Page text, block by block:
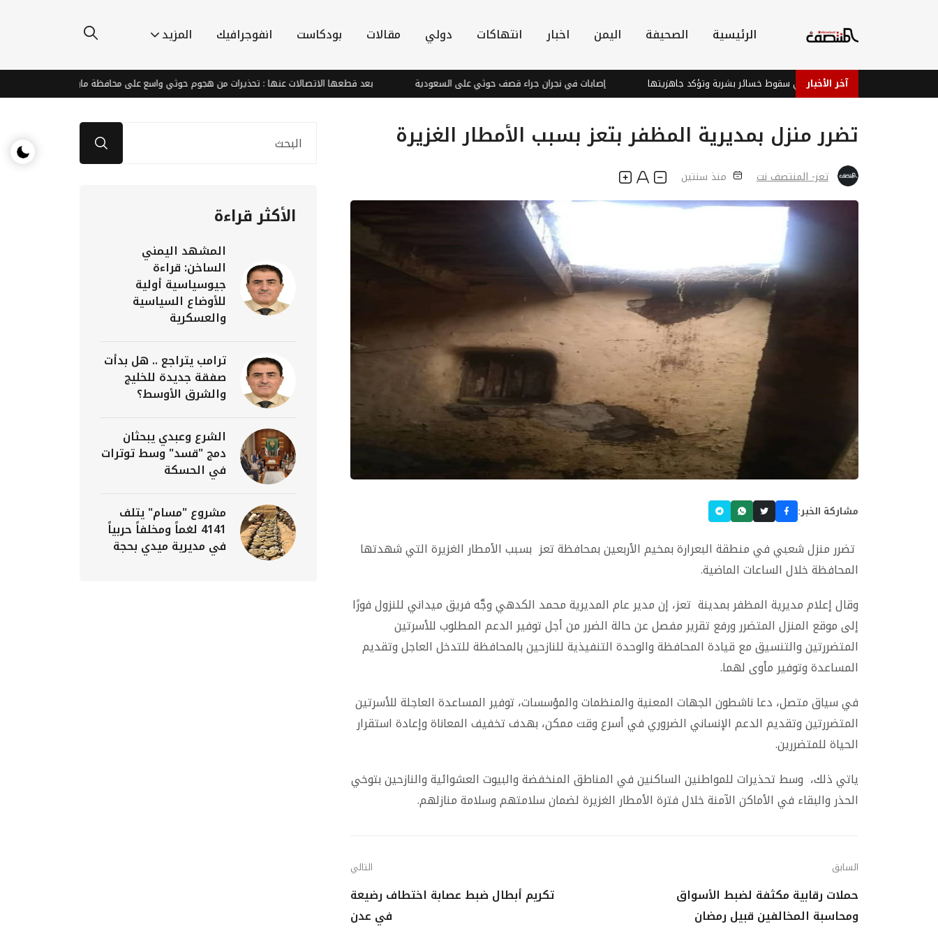
الرئيسية الصحيفة اليمن اخبار انتهاكات دولي مقالات بودكاست انفوجرافيك المزيد
آخر الأخبار
قوات الطوارئ اليمنية تنفي سقوط خسائر بشرية وتؤكد جاهزيتها إصابات في نجران جراء قصف حوثي على السعودية بعد قطعها الاتصالات عنها : تحذيرات من هجوم حوثي واسع على محافظة مارب
تضرر منزل بمديرية المظفر بتعز بسبب الأمطار الغزيرة
تعز- المنتصف نت منذ سنتين
مشاركة الخبر:
تضرر منزل شعبي في منطقة البعرارة بمخيم الأربعين بمحافظة تعز بسبب الأمطار الغزيرة التي شهدتها
المحافظة خلال الساعات الماضية.
وقال إعلام مديرية المظفر بمدينة تعز، إن مدير عام المديرية محمد الكدهي وجَّه فريق ميداني للنزول فورًا
إلى موقع المنزل المتضرر ورفع تقرير مفصل عن حالة الضرر من أجل توفير الدعم المطلوب للأسرتين
المتضررتين والتنسيق مع قيادة المحافظة والوحدة التنفيذية للنازحين بالمحافظة للتدخل العاجل وتقديم
المساعدة وتوفير مأوى لهما.
في سياق متصل، دعا ناشطون الجهات المعنية والمنظمات والمؤسسات، توفير المساعدة العاجلة للأسرتين
المتضررتين وتقديم الدعم الإنساني الضروري في أسرع وقت ممكن، بهدف تخفيف المعاناة وإعادة استقرار
الحياة للمتضررين.
ياتي ذلك، وسط تحذيرات للمواطنين الساكنين في المناطق المنخفضة والبيوت العشوائية والنازحين بتوخي
الحذر والبقاء في الأماكن الآمنة خلال فترة الأمطار الغزيرة لضمان سلامتهم وسلامة منازلهم.
السابق
حملات رقابية مكثفة لضبط الأسواق
ومحاسبة المخالفين قبيل رمضان
التالي
تكريم أبطال ضبط عصابة اختطاف رضيعة
في عدن
الأكثر قراءة
المشهد اليمني
الساخن: قراءة
جيوسياسية أولية
للأوضاع السياسية
والعسكرية
ترامب يتراجع .. هل بدأت
صفقة جديدة للخليج
والشرق الأوسط؟
الشرع وعبدي يبحثان
دمج "قسد" وسط توترات
في الحسكة
مشروع "مسام" يتلف
4141 لغماً ومخلفاً حربياً
في مديرية ميدي بحجة